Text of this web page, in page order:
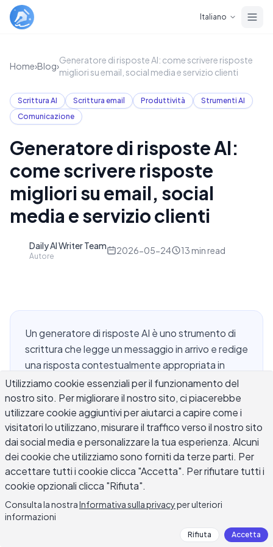
Italiano
Home›Blog›
Generatore di risposte AI: come scrivere risposte
migliori su email, social media e servizio clienti
Scrittura AI Scrittura email Produttività
Strumenti AI
Comunicazione
Generatore di risposte AI:
come scrivere risposte
migliori su email, social
media e servizio clienti
Daily AI Writer Team
Autore
2026-05-24 13 min read
Un generatore di risposte AI è uno strumento di
scrittura che legge un messaggio in arrivo e redige
una risposta contestualmente appropriata in
base al contenuto, al tono e all'intento di ciò che
è stato inviato. Che tu stia rispondendo a un
reclamo di un cliente, a un thread di posta
elettronica, a un commento sui social media o a un
messaggio LinkedIn, la sfida è la stessa: la
risposta deve sentirsi specifica per quello che la
persona ha effettivamente scritto. Questa
specificità è esattamente dove un generatore di
risposte AI guadagna il suo valore. Questa guida
spiega come questi strumenti funzionano su
email, social media e servizio clienti, cosa rende
Utilizziamo cookie essenziali per il funzionamento del
nostro sito. Per migliorare il nostro sito, ci piacerebbe
utilizzare cookie aggiuntivi per aiutarci a capire come i
visitatori lo utilizzano, misurare il traffico verso il nostro sito
dai social media e personalizzare la tua esperienza. Alcuni
dei cookie che utilizziamo sono forniti da terze parti. Per
accettare tutti i cookie clicca "Accetta". Per rifiutare tutti i
cookie opzionali clicca "Rifiuta".
Consulta la nostraInformativa sulla privacyper ulteriori
informazioni
Rifiuta Accetta